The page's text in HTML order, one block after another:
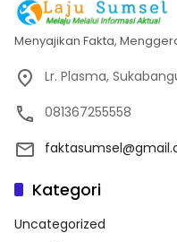
Menyajikan Fakta,
Lr. Plasma,
081367255558
Kategori
Uncategorized